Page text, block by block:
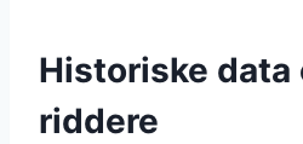
Historiske data
riddere